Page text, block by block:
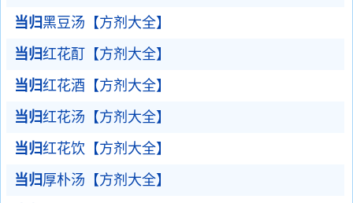
当归 黑豆汤【方剂大全】
当归红花酊【方剂大全】
当归红花酒【方剂大全】
当归红花汤【方剂大全】
当归红花饮【方剂大全】
当归 厚朴汤【方剂大全】